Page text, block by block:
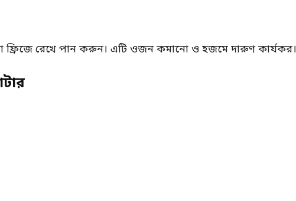
ফ্রিজে রেখে পান করুন। এটি ওজন কমানো ও হজমে দারুণ কার্যকর।